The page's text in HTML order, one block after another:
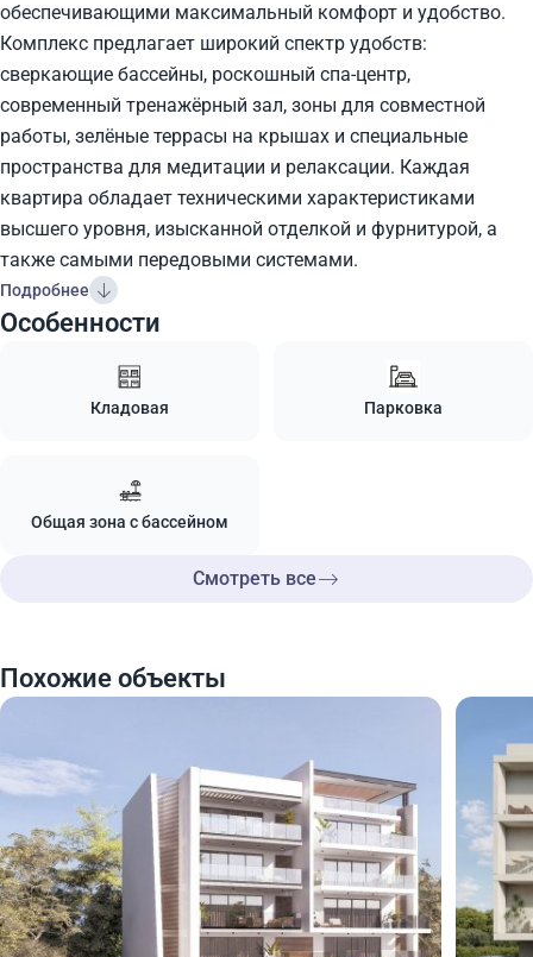
обеспечивающими максимальный комфорт и удобство.
Комплекс предлагает широкий спектр удобств:
сверкающие бассейны, роскошный спа-центр,
современный тренажёрный зал, зоны для совместной
работы, зелёные террасы на крышах и специальные
пространства для медитации и релаксации. Каждая
квартира обладает техническими характеристиками
высшего уровня, изысканной отделкой и фурнитурой, а
также самыми передовыми системами.
Подробнее
Особенности
Кладовая Парковка
Общая зона с бассейном
Смотреть все
Похожие объекты